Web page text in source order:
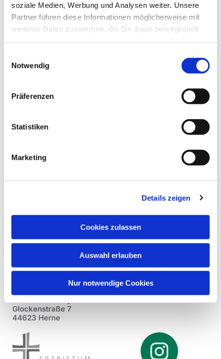
soziale Medien, Werbung und Analysen weiter. Unsere
Partner führen diese Informationen möglicherweise mit
weiteren Daten zusammen, die Sie ihnen bereitgestellt
Notwendig
Präferenzen
Statistiken
Marketing
Details zeigen
Cookies zulassen
Auswahl erlauben
Nur notwendige Cookies
Seniorenzentrum DRK
Flottmannpark, Am Flottmannpark
6, 44625 Herne
Glockenstraße 7
44623 Herne